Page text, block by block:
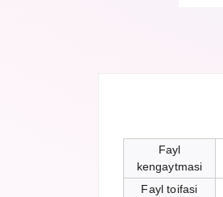
Fayl
kengaytmasi
Fayl toifasi